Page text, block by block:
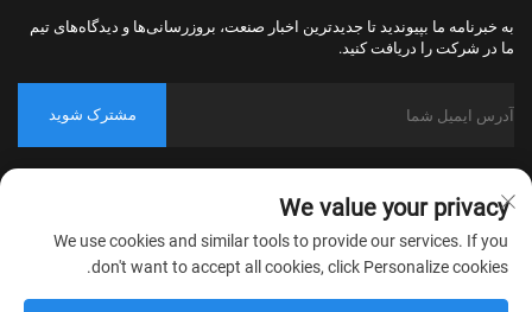
به خبرنامه ما بپیوندید تا جدیدترین اخبار صنعت، بروزرسانی‌ها و دیدگاه‌های تیم
ما در شرکت را دریافت کنید.
مشترک شوید
حقوق محفوظ است.
سیاست حریم خصوصی
We value your privacy
We use cookies and similar tools to provide our services. If you
don't want to accept all cookies, click Personalize cookies.